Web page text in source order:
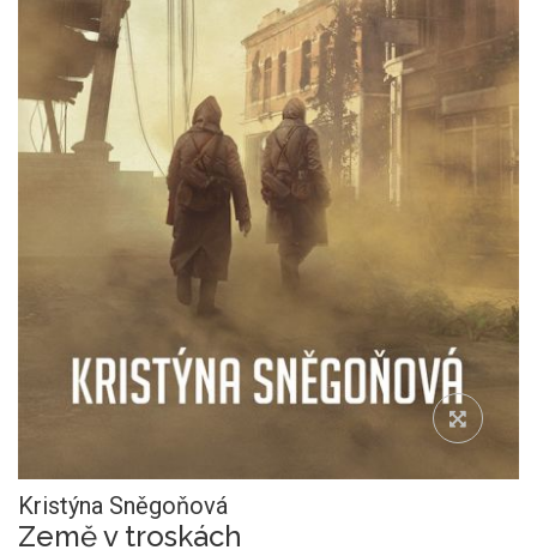
Kristýna Sněgoňová
Země v troskách